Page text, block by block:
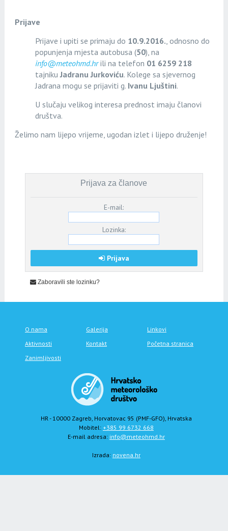
Prijave
Prijave i upiti se primaju do 10.9.2016., odnosno do
popunjenja mjesta autobusa (50), na
info@meteohmd.hrili na telefon 01 6259 218
tajnikuJadranu Jurkoviću. Kolege sa sjevernog
Jadrana mogu se prijaviti g. Ivanu Ljuštini.
U slučaju velikog interesa prednost imaju članovi
društva.
Želimo nam lijepo vrijeme, ugodan izlet i lijepo druženje!
Prijava za članove
E-mail:
Lozinka:
Prijava
Zaboravili ste lozinku?
O nama Galerija
Linkovi
Aktivnosti
Kontakt
Početna stranica
Zanimljivosti
HR - 10000 Zagreb, Horvatovac 95 (PMF-GFO), Hrvatska
Mobitel: +385 99 6732 668
E-mail adresa: info@meteohmd.hr
Izrada: novena.hr